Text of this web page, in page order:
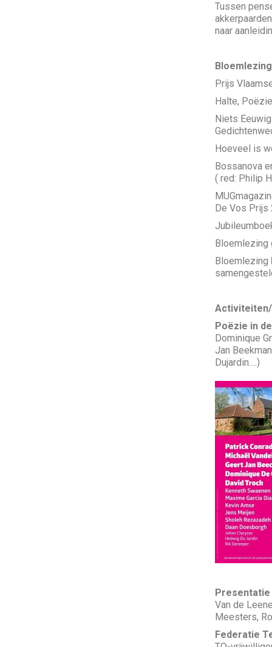
Tussen
naar
Prijs
Halte,
Niets
Hoeveel is
Bossanova
( red: Philip
De Vos Prijs
Bloemlezing
Bloemlezing
Poëzie in
Dominique
Jan
Dujardin….)
Presentatie
Van de
Meesters,
Federatie